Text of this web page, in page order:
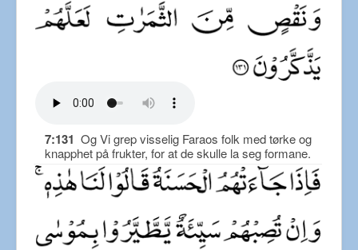
7:131 Og Vi grep visselig Faraos folk med tørke og
knapphet på frukter, for at de skulle la seg formane.